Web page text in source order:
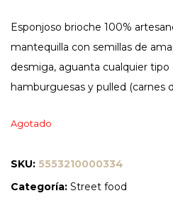
Esponjoso brioche 100%
mantequilla con semillas de
desmiga, aguanta cualquier tipo
hamburguesas y pulled (carnes
Agotado
SKU: 5553210000334
Categoría: Street food